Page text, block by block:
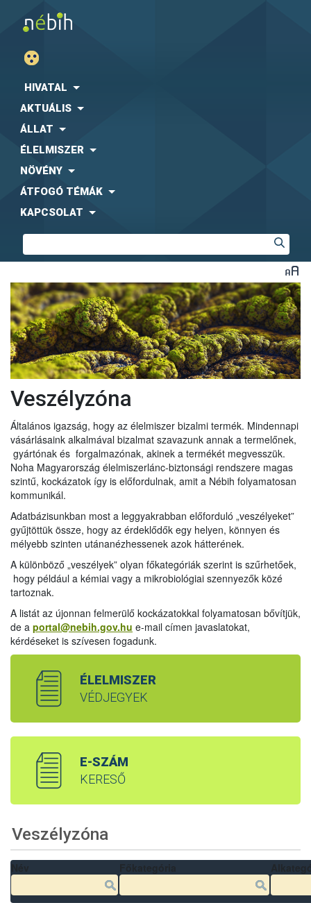
HIVATAL
AKTUÁLIS
ÁLLAT
ÉLELMISZER
NÖVÉNY
ÁTFOGÓ TÉMÁK
KAPCSOLAT
Veszélyzóna
Általános igazság, hogy az élelmiszer bizalmi termék. Mindennapi
vásárlásaink alkalmával bizalmat szavazunk annak a termelőnek,
gyártónak és forgalmazónak, akinek a termékét megvesszük.
Noha Magyarország élelmiszerlánc-biztonsági rendszere magas
szintű, kockázatok így is előfordulnak, amit a Nébih folyamatosan
kommunikál.
Adatbázisunkban most a leggyakrabban előforduló „veszélyeket”
gyűjtöttük össze, hogy az érdeklődők egy helyen, könnyen és
mélyebb szinten utánanézhessenek azok hátterének.
A különböző „veszélyek” olyan főkategóriák szerint is szűrhetőek,
hogy például a kémiai vagy a mikrobiológiai szennyezők közé
tartoznak.
A listát az újonnan felmerülő kockázatokkal folyamatosan bővítjük,
de a portal@nebih.gov.hu e-mail címen javaslatokat,
kérdéseket is szívesen fogadunk.
ÉLELMISZER
VÉDJEGYEK
E-SZÁM
KERESŐ
Veszélyzóna